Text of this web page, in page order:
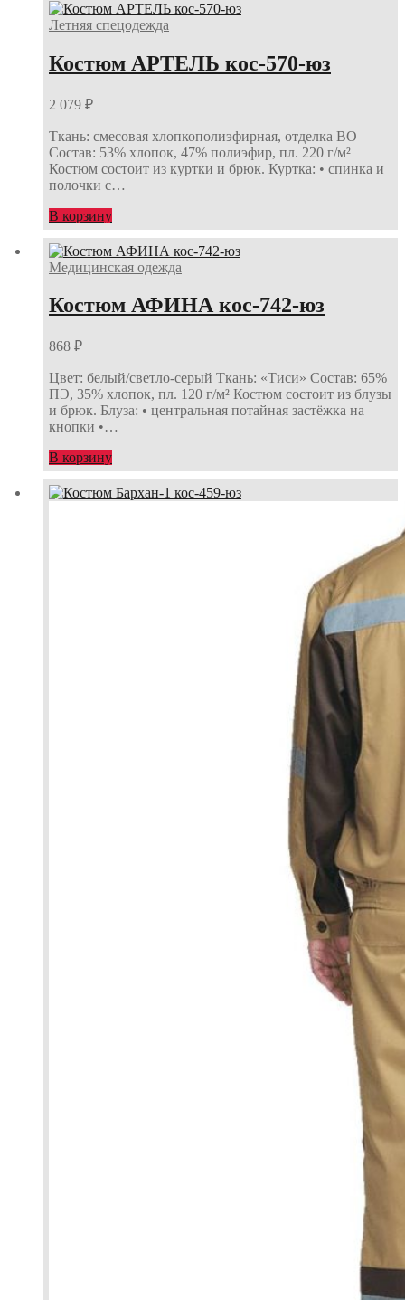
Летняя спецодежда
Костюм АРТЕЛЬ кос-570-юз
2 079 ₽
Ткань: смесовая хлопкополиэфирная, отделка ВО
Состав: 53% хлопок, 47% полиэфир, пл. 220 г/м²
Костюм состоит из куртки и брюк. Куртка: • спинка и
полочки с…
В корзину
Медицинская одежда
Костюм АФИНА кос-742-юз
868 ₽
Цвет: белый/светло-серый Ткань: «Тиси» Состав: 65%
ПЭ, 35% хлопок, пл. 120 г/м² Костюм состоит из блузы
и брюк. Блуза: • центральная потайная застёжка на
кнопки •…
В корзину